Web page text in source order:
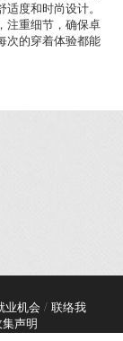
度和时尚设计。
注重细节，确保卓
次的穿着体验都能
业机会 / 联络我
声明